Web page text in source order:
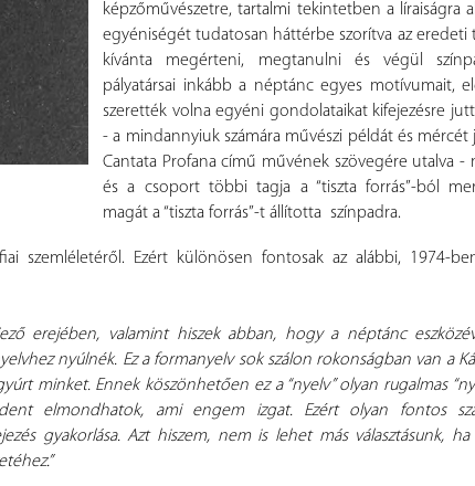
képzőművészetre, tartalmi tekintetben a líraiságra
egyéniségét tudatosan háttérbe szorítva az eredeti
kívánta megérteni, megtanulni és végül
pályatársai inkább a néptánc egyes motívumait,
szerették volna egyéni gondolataikat kifejezésre
- a mindannyiuk számára művészi példát és mércét
Cantata Profana című művének szövegére utalva -
és a csoport többi tagja a “tiszta forrás”-ból
magát a “tiszta forrás”-t állította színpadra.
szemléletéről. Ezért különösen fontosak az alábbi, 1974-
erejében, valamint hiszek abban, hogy a néptánc
nyúlnék. Ez a formanyelv sok szálon rokonságban van a
minket. Ennek köszönhetően ez a “nyelv” olyan rugalmas
elmondhatok, ami engem izgat. Ezért olyan fontos
gyakorlása. Azt hiszem, nem is lehet más választásunk,